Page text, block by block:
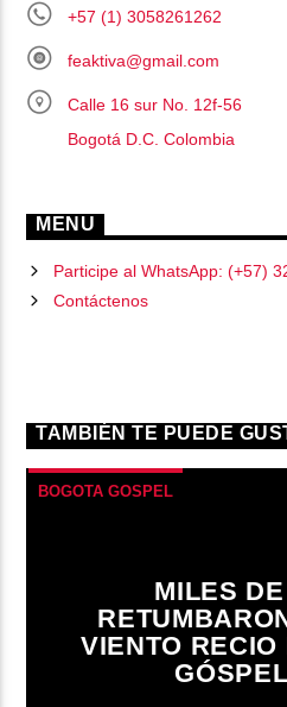
+57 (1) 3058261262
feaktiva@gmail.com
Calle 16 sur No. 12f-56
Bogotá D.C. Colombia
MENU
Participe al WhatsApp: (+57)
Contáctenos
TAMBIÉN TE PUEDE
BOGOTA GOSPEL
MILES
VIENTO